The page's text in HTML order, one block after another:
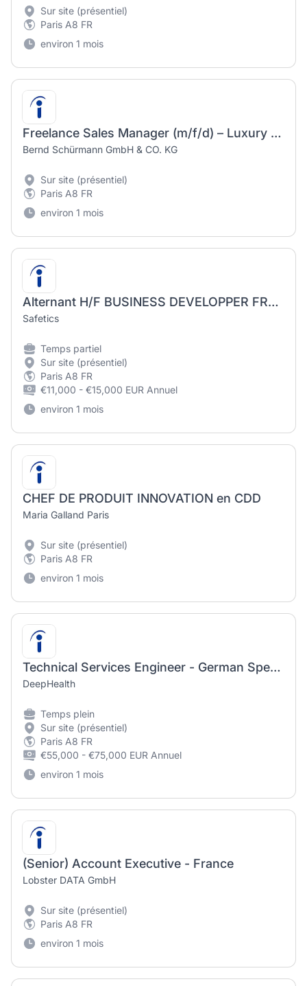
Sur site (présentiel)
Paris A8 FR
environ 1 mois
Freelance Sales Manager (m/f/d) – Luxury & Contemporary Fashion
Bernd Schürmann GmbH & CO. KG
Sur site (présentiel)
Paris A8 FR
environ 1 mois
Alternant H/F BUSINESS DEVELOPPER FRANCE ET EUROPE - CONTRAT D'1 AN.
Safetics
Temps partiel
Sur site (présentiel)
Paris A8 FR
€11,000 - €15,000 EUR Annuel
environ 1 mois
CHEF DE PRODUIT INNOVATION en CDD
Maria Galland Paris
Sur site (présentiel)
Paris A8 FR
environ 1 mois
Technical Services Engineer - German Speaking
DeepHealth
Temps plein
Sur site (présentiel)
Paris A8 FR
€55,000 - €75,000 EUR Annuel
environ 1 mois
(Senior) Account Executive - France
Lobster DATA GmbH
Sur site (présentiel)
Paris A8 FR
environ 1 mois